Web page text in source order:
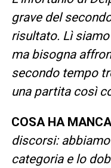
grave del
risultato. Lì
ma bisogna
secondo tempo
una partita così
COSA HA
discorsi:
categoria e lo